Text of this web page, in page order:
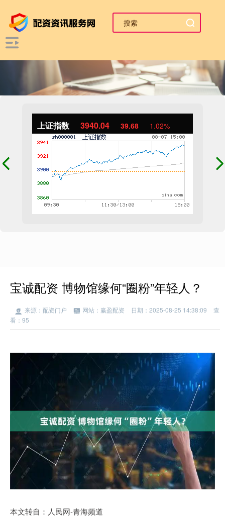
上证指数 3940.04 39.68 1.02%
宝诚配资 博物馆缘何“圈粉”年轻人？
来源：配资门户 网站：赢盈配资 日期：2025-08-25 14:38:09
查
看：95
本文转自：人民网-青海频道